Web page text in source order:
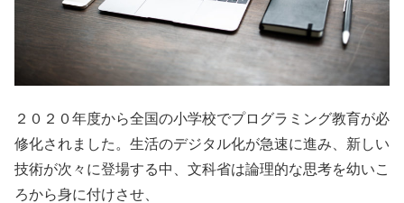
２０２０年度から全国の小学校でプログラミング教育が必
修化されました。生活のデジタル化が急速に進み、新しい
技術が次々に登場する中、文科省は論理的な思考を幼いこ
ろから身に付けさせ、